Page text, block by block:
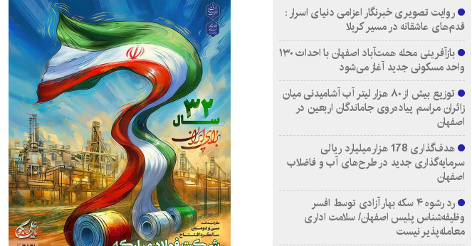
روایت تصویری خبرنگار اعزامی دنیای اسرار :
قدم‌های عاشقانه در مسیر کربلا
بازآفرینی محله همت‌آباد اصفهان با احداث ۱۳۰
واحد مسکونی جدید آغاز می‌شود
توزیع بیش از ۸۰ هزار لیتر آب آشامیدنی میان
زائران مراسم پیاده‌روی جاماندگان اربعین در
اصفهان
هدف‌گذاری 178 هزار میلیارد ریالی
سرمایه‌گذاری جدید در طرح‌های آب و فاضلاب
اصفهان
رد رشوه ۴ سکه بهار آزادی توسط افسر
وظیفه‌شناس پلیس اصفهان/ سلامت اداری
معامله‌پذیر نیست